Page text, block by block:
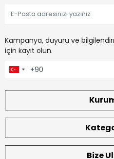
Kampanya, duyuru ve
için kayıt olun.
Bize